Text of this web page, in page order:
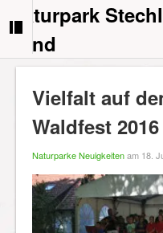
Naturpark
Land
Vielfalt auf
Waldfest 2016
Naturparke Neuigkeitenam 18.